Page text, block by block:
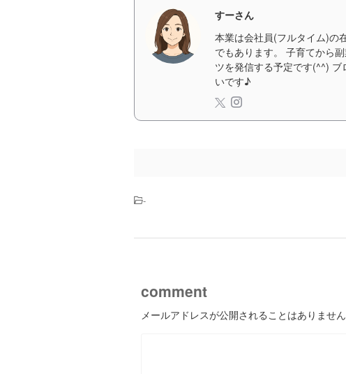
すーさん
本業は会社員(フルタイム)の
でもあります。 子育てから
ツを発信する予定です(^^)
いです♪
-
comment
メールアドレスが公開されることはありません